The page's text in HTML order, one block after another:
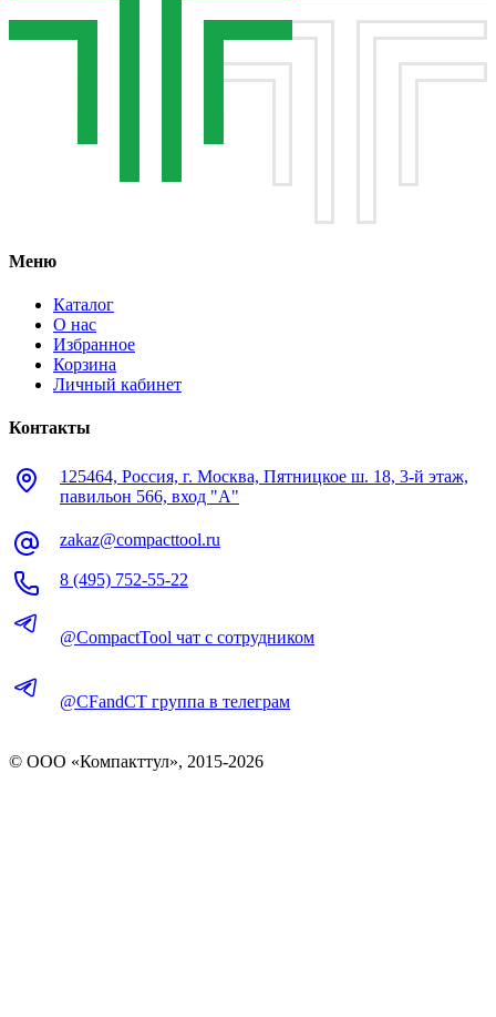
Меню
Каталог
О нас
Избранное
Корзина
Личный кабинет
Контакты
125464, Россия, г. Москва, Пятницкое ш. 18, 3-й этаж,
павильон 566, вход "А"
zakaz@compacttool.ru
8 (495) 752-55-22
@CompactTool чат с сотрудником
@CFandCT группа в телеграм
© OOO «Компакттул», 2015-2026